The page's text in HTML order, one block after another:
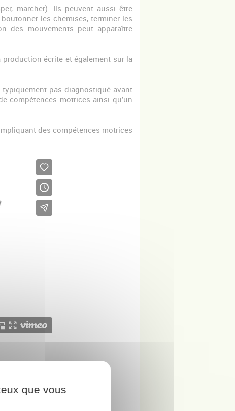
marcher). Ils peuvent aussi être
les chemises, terminer les
des mouvements peut apparaître
écrite et également sur la
typiquement pas diagnostiqué avant
compétences motrices ainsi qu’un
des compétences motrices
que vous